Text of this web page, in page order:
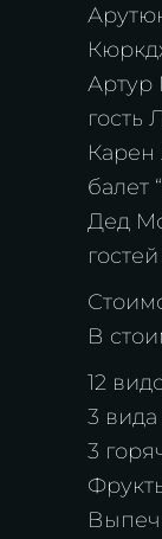
Артур
гость
Карен
балет
Дед
В
12
3 вида
3